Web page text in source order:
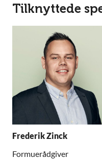
Tilknyttede
Frederik Zinck
Formuerådgiver